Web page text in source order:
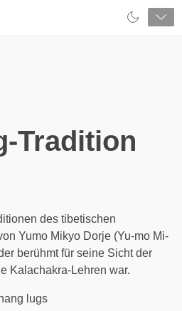
Tradition
des tibetischen
Yumo Mikyo Dorje (Yu-mo Mi-
berühmt für seine Sicht der
Kalachakra-Lehren war.
lugs